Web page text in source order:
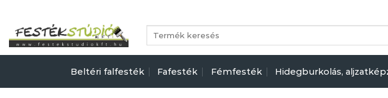
content
Keresés
következőre:
Beltéri falfesték Fafesték Fémfesték Hidegburkolás,